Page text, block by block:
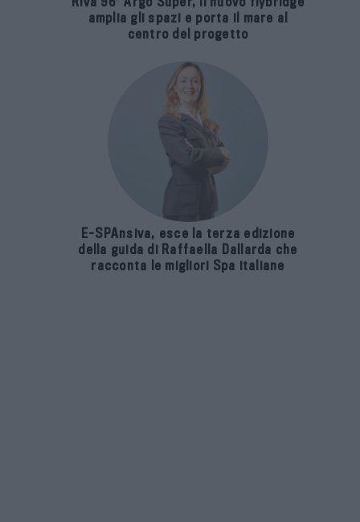
amplia gli spazi e porta il mare al
centro del progetto
E-SPAnsiva, esce la terza edizione
della guida di Raffaella Dallarda che
racconta le migliori Spa italiane